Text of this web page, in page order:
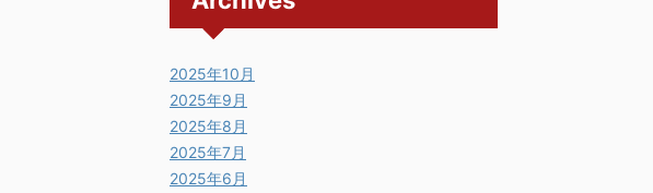
2025年10月
2025年9月
2025年8月
2025年7月
2025年6月